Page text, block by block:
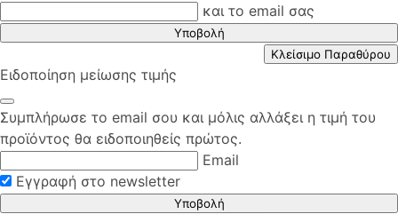
και το email σας
Υποβολή
Κλείσιμο Παραθύρου
Ειδοποίηση μείωσης τιμής
Συμπλήρωσε το email σου και μόλις αλλάξει η τιμή του
προϊόντος θα ειδοποιηθείς πρώτος.
Email
Εγγραφή στο newsletter
Υποβολή